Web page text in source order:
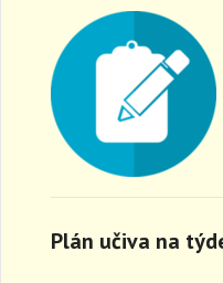
Plán učiva na